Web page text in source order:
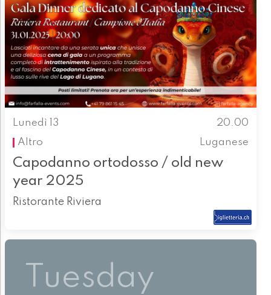
Lunedì 13
20.00
Altro
Luganese
Capodanno ortodosso / old new
year 2025
Ristorante Riviera
Tuesday